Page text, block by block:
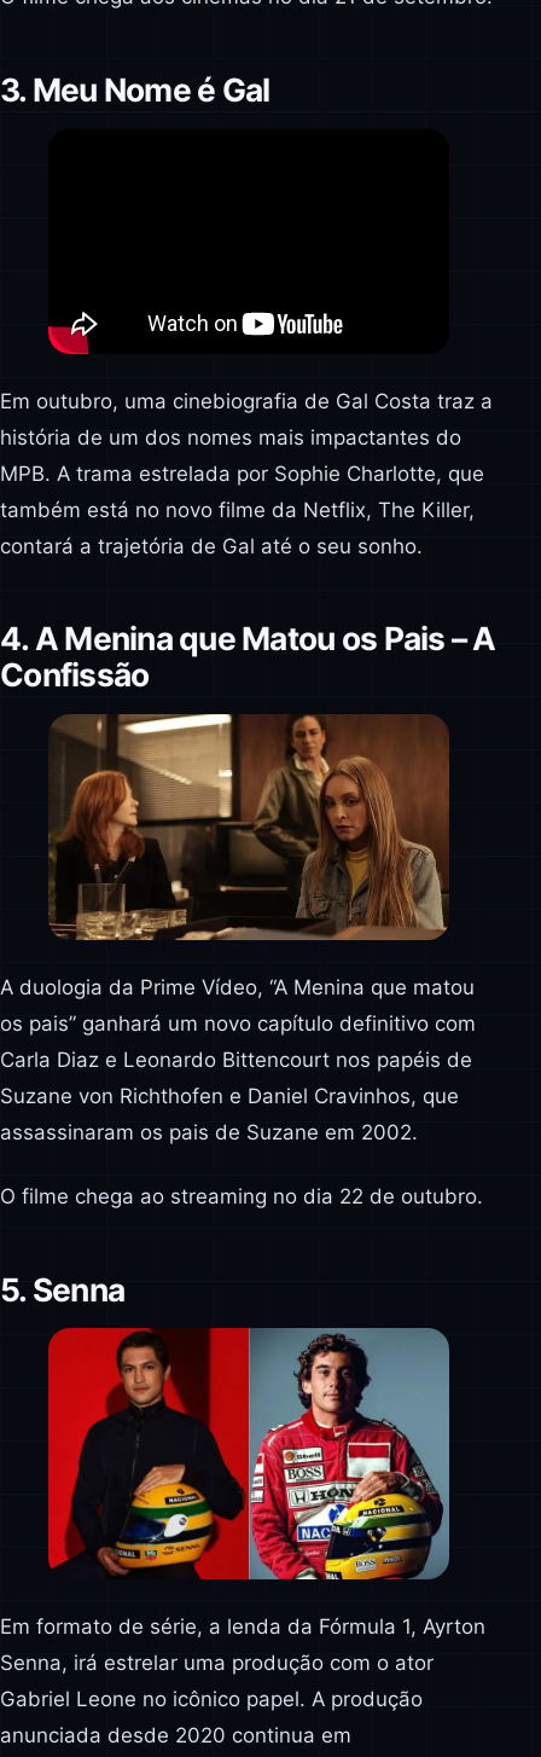
3. Meu Nome é Gal
Em outubro, uma cinebiografia de Gal Costa traz a
história de um dos nomes mais impactantes do
MPB. A trama estrelada por Sophie Charlotte, que
também está no novo filme da Netflix, The Killer,
contará a trajetória de Gal até o seu sonho.
4. A Menina que Matou os Pais – A
Confissão
A duologia da Prime Vídeo, “A Menina que matou
os pais” ganhará um novo capítulo definitivo com
Carla Diaz e Leonardo Bittencourt nos papéis de
Suzane von Richthofen e Daniel Cravinhos, que
assassinaram os pais de Suzane em 2002.
O filme chega ao streaming no dia 22 de outubro.
5. Senna
Em formato de série, a lenda da Fórmula 1, Ayrton
Senna, irá estrelar uma produção com o ator
Gabriel Leone no icônico papel. A produção
anunciada desde 2020 continua em